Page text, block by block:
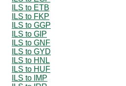
ILS to ETB
ILS to FKP
ILS to GGP
ILS to GIP
ILS to GNF
ILS to GYD
ILS to HNL
ILS to HUF
ILS to IMP